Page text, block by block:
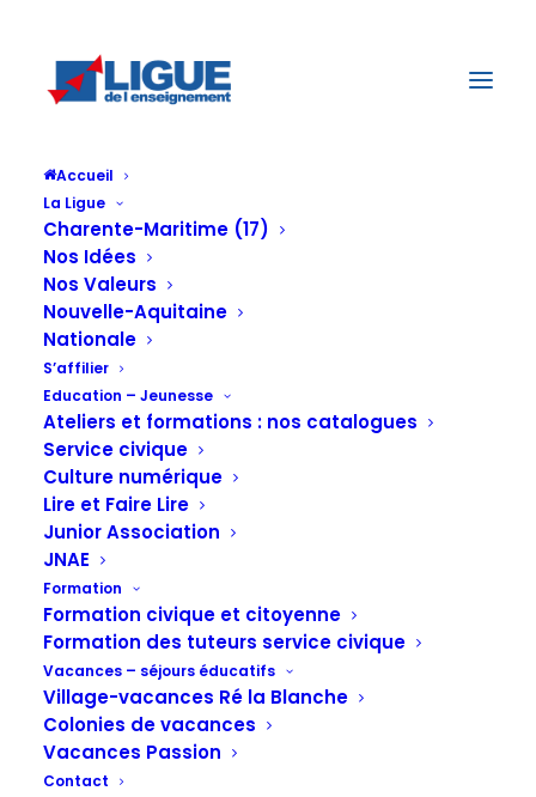
Accueil
La Ligue
Charente-Maritime (17)
Nos Idées
Nos Valeurs
Nouvelle-Aquitaine
Nationale
S’affilier
Education – Jeunesse
Ateliers et formations : nos catalogues
Service civique
Culture numérique
Lire et Faire Lire
Junior Association
JNAE
Formation
Formation civique et citoyenne
Formation des tuteurs service civique
Vacances – séjours éducatifs
Village-vacances Ré la Blanche
Colonies de vacances
Vacances Passion
Contact
Lecture de la
charte pour la
diversité par la
LIGUE de
l'enseignement